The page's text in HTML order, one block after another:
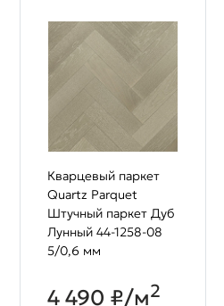
Кварцевый паркет
Quartz Parquet
Штучный паркет Дуб
Лунный 44-1258-08
5/0,6 мм
4 490 ₽/м2